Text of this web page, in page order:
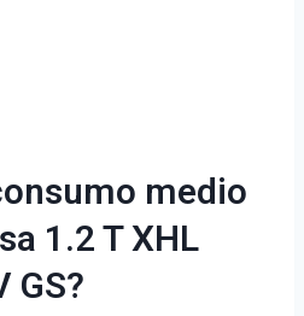
medio
1.2 T XHL
GS?